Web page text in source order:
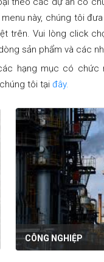
này, chúng tôi
trên. Vui lòng click
sản phẩm và các
hạng mục có chức
tôi tại đây.
CÔNG NGHIỆP